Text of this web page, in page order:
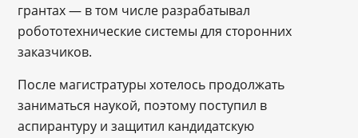
грантах ― в том числе разрабатывал
робототехнические системы для сторонних
заказчиков.
После магистратуры хотелось продолжать
заниматься наукой, поэтому поступил в
аспирантуру и защитил кандидатскую